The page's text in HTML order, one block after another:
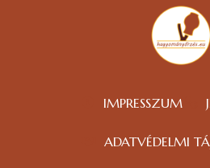
IMPRESSZUM
ADATVÉDELMI